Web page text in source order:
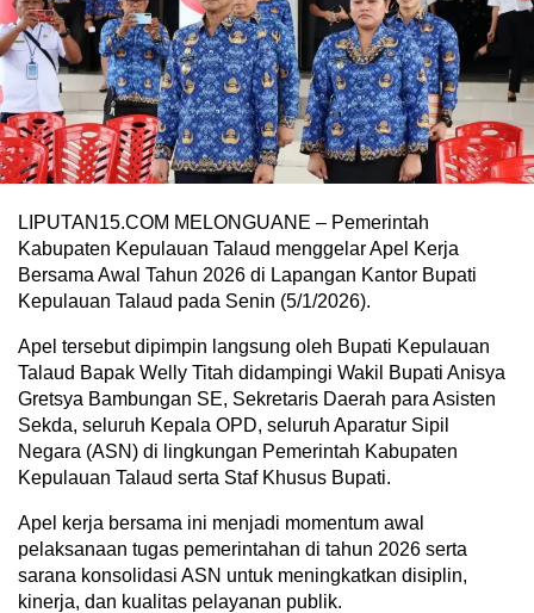
LIPUTAN15.COM MELONGUANE – Pemerintah
Kabupaten Kepulauan Talaud menggelar Apel Kerja
Bersama Awal Tahun 2026 di Lapangan Kantor Bupati
Kepulauan Talaud pada Senin (5/1/2026).
Apel tersebut dipimpin langsung oleh Bupati Kepulauan
Talaud Bapak Welly Titah didampingi Wakil Bupati Anisya
Gretsya Bambungan SE, Sekretaris Daerah para Asisten
Sekda, seluruh Kepala OPD, seluruh Aparatur Sipil
Negara (ASN) di lingkungan Pemerintah Kabupaten
Kepulauan Talaud serta Staf Khusus Bupati.
Apel kerja bersama ini menjadi momentum awal
pelaksanaan tugas pemerintahan di tahun 2026 serta
sarana konsolidasi ASN untuk meningkatkan disiplin,
kinerja, dan kualitas pelayanan publik.